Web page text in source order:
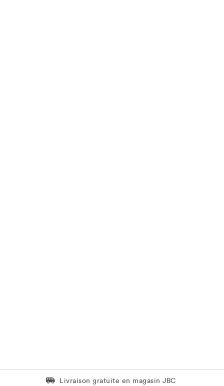
Livraison gratuite en magasin JBC
Livraison gratuite en magasin JBC